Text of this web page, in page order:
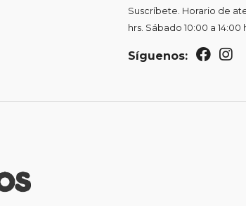
Suscríbete. Horario de
hrs. Sábado 10:00 a
Síguenos: